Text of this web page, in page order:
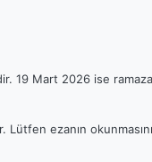
19 Mart 2026 ise
Lütfen ezanın